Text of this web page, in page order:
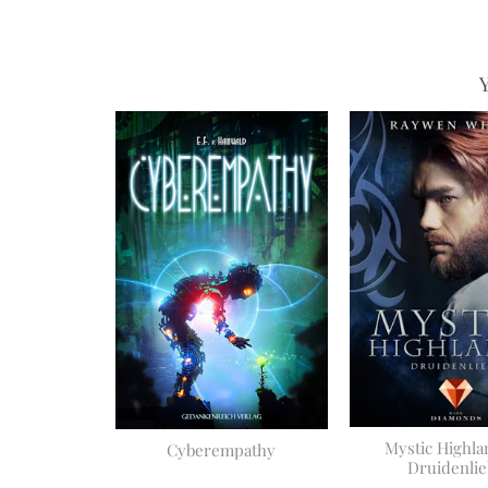
Cyberempathy
Mystic